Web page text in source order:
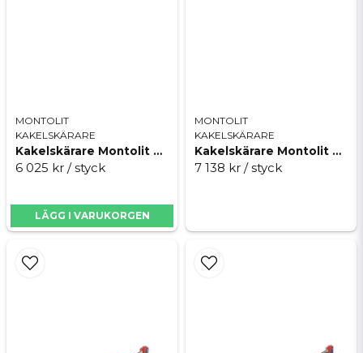
MONTOLIT
KAKELSKÄRARE
Kakelskärare Montolit MP 63P5XL
6 025 kr / styck
LÄGG I VARUKORGEN
MONTOLIT
KAKELSKÄRARE
Kakelskärare Montolit MP 63P5 Italica
7 138 kr / styck